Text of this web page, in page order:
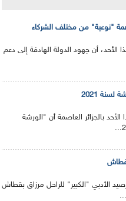
"نوعية" من مختلف الشركاء
الأحد، أن جهود الدولة الهادفة إلى دعم
2021
بالجزائر العاصمة أن "الورشة
بقطاش
الأدبي "الكبير" للراحل مرزاق بقطاش